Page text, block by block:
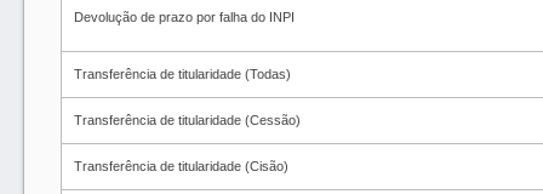
Devolução de prazo por falha do INPI
Transferência de titularidade (Todas)
Transferência de titularidade (Cessão)
Transferência de titularidade (Cisão)